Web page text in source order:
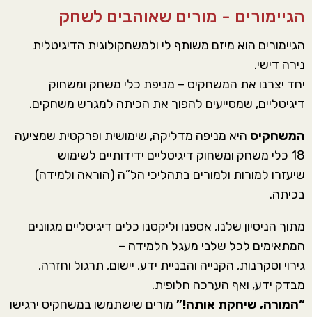
הגיימורים - מורים שאוהבים לשחק
הגיימורים הוא מיזם משותף לי ולמשחקולוגית הדיגיטלית
נירה דישי.
יחד יצרנו את המשחקיס – מניפת כלי משחק ומשחוק
דיגיטליים, שמסייעים להפוך את הכיתה למגרש משחקים.
המשחקיס היא מניפה מדליקה, שימושית ופרקטית שמציעה
18 כלי משחק ומשחוק דיגיטליים ידידותיים לשימוש
שיעזרו למורות ולמורים בתהליכי הל”ה (הוראה ולמידה)
בכיתה.
מתוך הניסיון שלנו, אספנו וליקטנו כלים דיגיטליים מגוונים
המתאימים לכל שלבי מעגל הלמידה –
גירוי וסקרנות, הקנייה והבניית ידע, יישום, תרגול וחזרה,
מבדק ידע, ואף הערכה חלופית.
“המורה, שיחקת אותה!” מורים שישתמשו במשחקיס ירגישו